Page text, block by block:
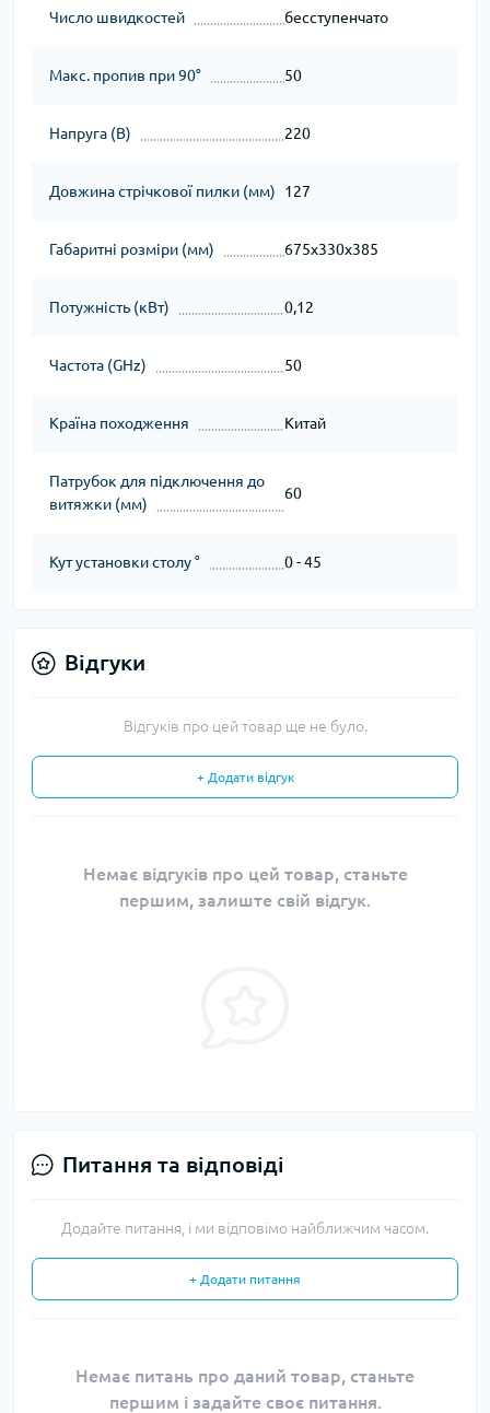
Число швидкостей бесступенчато
Макс. пропив при 90° 50
Напруга (В) 220
Довжина стрічкової пилки (мм) 127
Габаритні розміри (мм) 675х330х385
Потужність (кВт) 0,12
Частота (GHz) 50
Країна походження Китай
Патрубок для підключення до
витяжки (мм)
60
Кут установки столу ° 0 - 45
Відгуки
Відгуків про цей товар ще не було.
+ Додати відгук
Немає відгуків про цей товар, станьте
першим, залиште свій відгук.
Питання та відповіді
Додайте питання, і ми відповімо найближчим часом.
+ Додати питання
Немає питань про даний товар, станьте
першим і задайте своє питання.